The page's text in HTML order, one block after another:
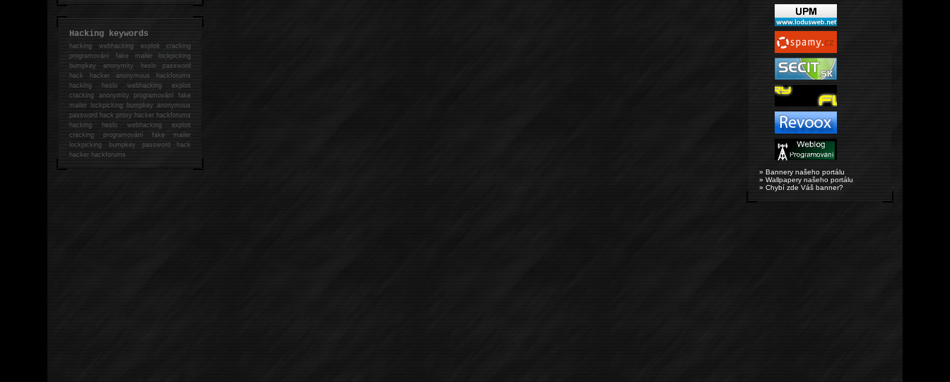
Hacking keywords
hackingwebhacking exploit cracking
programování fake mailer lockpicking
bumpkey anonymity heslo password
hackhacker anonymous hackforums
hackingheslo webhacking exploit
cracking anonymity programování fake
mailer lockpicking bumpkey anonymous
password hack proxy hacker hackforums
hacking heslo webhacking exploit
cracking programování fake mailer
lockpicking bumpkey password hack
hackerhackforums
» Bannery našeho portálu
» Wallpapery našeho portálu
» Chybí zde Váš banner?